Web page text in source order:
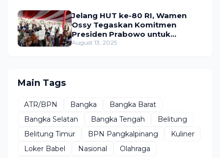
Jelang HUT ke-80 RI, Wamen
Ossy Tegaskan Komitmen
Presiden Prabowo untuk
Menyejahterakan Rakyat
August 13, 2025
Main Tags
ATR/BPN Bangka
Bangka Barat
Bangka Selatan
Bangka Tengah
Belitung
Belitung Timur
BPN Pangkalpinang
Kuliner
Loker Babel
Nasional
Olahraga